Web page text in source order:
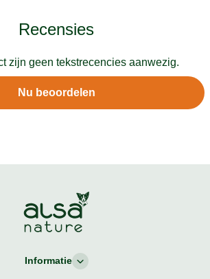
Recensies
zijn geen tekstrecencies aanwezig.
Nu beoordelen
Informatie